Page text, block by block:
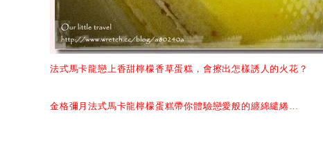
法式馬卡龍戀上香甜檸檬香草蛋糕，會擦出怎樣誘人的火花？
金格彌月法式馬卡龍檸檬蛋糕帶你體驗戀愛般的纏綿繾綣…